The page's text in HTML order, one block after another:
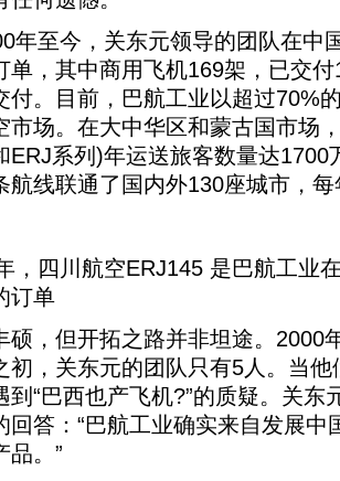
至今，关东元领导的团队在中
单，其中商用飞机169架，已交
付。目前，巴航工业以超过70%
市场。在大中华区和蒙古国市场
ERJ系列)年运送旅客数量达1700
航线联通了国内外130座城市，
四川航空ERJ145 是巴航工业
订单
，但开拓之路并非坦途。2000
初，关东元的团队只有5人。当
到“巴西也产飞机?”的质疑。关东
回答：“巴航工业确实来自发展中
品。”